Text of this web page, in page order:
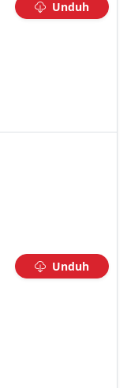
Unduh
Unduh